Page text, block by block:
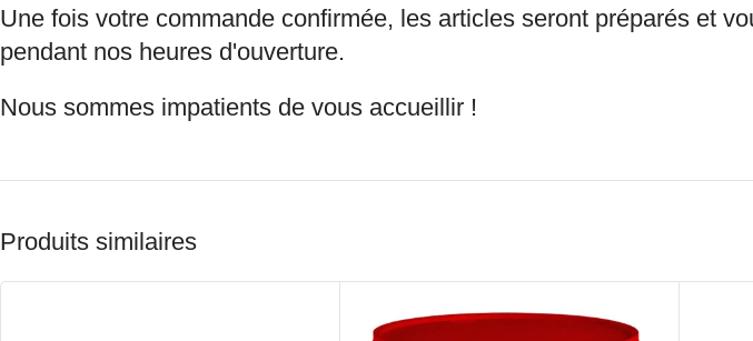
Une fois votre commande confirmée, les articles seront préparés et
pendant nos heures d'ouverture.
Nous sommes impatients de vous accueillir !
Produits similaires